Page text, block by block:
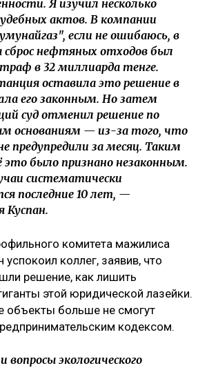
Я изучил несколько
актов. В компании
если не ошибаюсь, в
сброс нефтяных отходов был
в 32 миллиарда тенге.
оставила это решение в
его законным. Но затем
суд отменил решение по
основаниям — из-за того, что
предупредили за месяц. Таким
это было признано незаконным.
систематически
последние 10 лет, —
Куспан.
комитета мажилиса
коллег, заявив, что
решение, как лишить
этой юридической лазейки.
объекты больше не смогут
кодексом.
экологического